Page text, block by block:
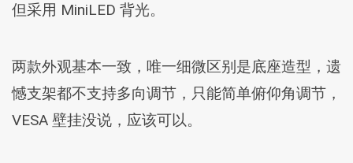
但采用 MiniLED 背光。
两款外观基本一致，唯一细微区别是底座造型，遗
憾支架都不支持多向调节，只能简单俯仰角调节，
VESA 壁挂没说，应该可以。